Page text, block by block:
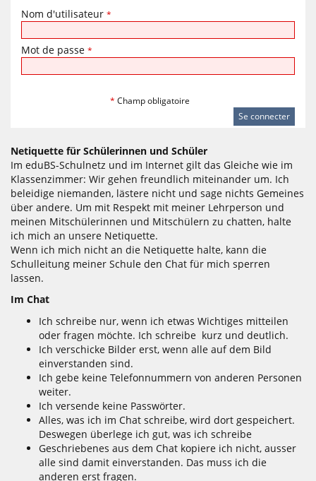
Nom d'utilisateur *
Mot de passe *
* Champ obligatoire
Netiquette für Schülerinnen und Schüler
Im eduBS-Schulnetz und im Internet gilt das Gleiche wie im
Klassenzimmer: Wir gehen freundlich miteinander um. Ich
beleidige niemanden, lästere nicht und sage nichts Gemeines
über andere. Um mit Respekt mit meiner Lehrperson und
meinen Mitschülerinnen und Mitschülern zu chatten, halte
ich mich an unsere Netiquette.
Wenn ich mich nicht an die Netiquette halte, kann die
Schulleitung meiner Schule den Chat für mich sperren
lassen.
Im Chat
Ich schreibe nur, wenn ich etwas Wichtiges mitteilen
oder fragen möchte. Ich schreibe kurz und deutlich.
Ich verschicke Bilder erst, wenn alle auf dem Bild
einverstanden sind.
Ich gebe keine Telefonnummern von anderen Personen
weiter.
Ich versende keine Passwörter.
Alles, was ich im Chat schreibe, wird dort gespeichert.
Deswegen überlege ich gut, was ich schreibe
Geschriebenes aus dem Chat kopiere ich nicht, ausser
alle sind damit einverstanden. Das muss ich die
anderen erst fragen.